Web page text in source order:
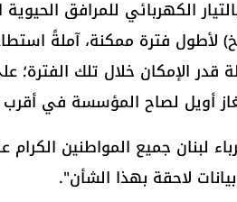
الكهربائي للمرافق الحيوية
فترة ممكنة، آملةً
قدر الإمكان خلال تلك
أويل لصاح المؤسسة في
جميع المواطنين
لاحقة بهذا الشأن".